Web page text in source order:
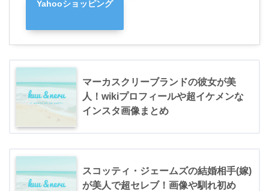
Yahooショッピング
マーカスクリーブランドの彼女が美
人！wikiプロフィールや超イケメンな
インスタ画像まとめ
スコッティ・ジェームズの結婚相手(嫁)
が美人で超セレブ！画像や馴れ初め